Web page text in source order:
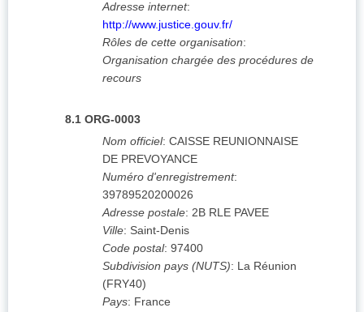
Adresse internet:
http://www.justice.gouv.fr/
Rôles de cette organisation:
Organisation chargée des procédures de
recours
8.1 ORG-0003
Nom officiel: CAISSE REUNIONNAISE
DE PREVOYANCE
Numéro d'enregistrement:
39789520200026
Adresse postale: 2B RLE PAVEE
Ville: Saint-Denis
Code postal: 97400
Subdivision pays (NUTS): La Réunion
(FRY40)
Pays: France